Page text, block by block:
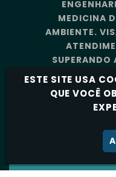
MEDICINA
AMBIENTE.
SUPERANDO
CONTA
ESTE SITE USA
QUE VOCÊ